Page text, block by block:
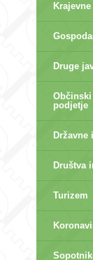
Druge
podjetje
Društva
Turizem